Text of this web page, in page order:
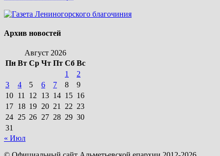
Архив новостей
Август 2026
Пн Вт Ср Чт Пт Сб Вс
1
2
3
4 5 6 7 8
9
10 11 12 13 14 15 16
17 18 19 20 21 22 23
24 25 26 27 28 29 30
31
« Июл